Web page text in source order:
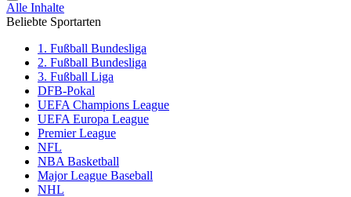
Alle Inhalte
Beliebte Sportarten
1. Fußball Bundesliga
2. Fußball Bundesliga
3. Fußball Liga
DFB-Pokal
UEFA Champions League
UEFA Europa League
Premier League
NFL
NBA Basketball
Major League Baseball
NHL